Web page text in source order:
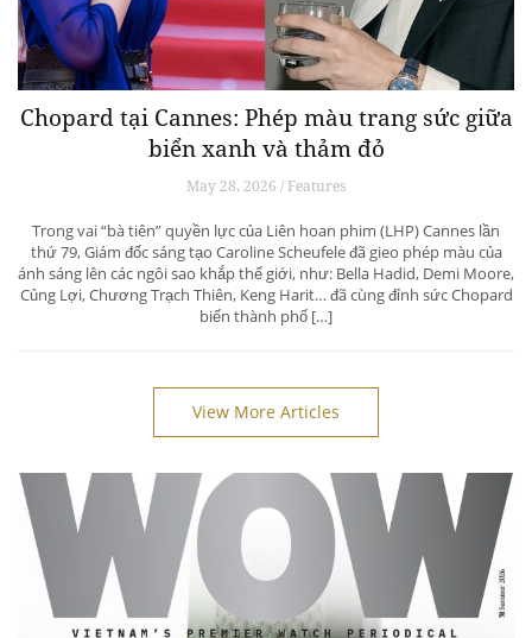
Chopard tại Cannes: Phép màu trang sức giữa
biển xanh và thảm đỏ
May 28, 2026 / Features
Trong vai “bà tiên” quyền lực của Liên hoan phim (LHP) Cannes lần
thứ 79, Giám đốc sáng tạo Caroline Scheufele đã gieo phép màu của
ánh sáng lên các ngôi sao khắp thế giới, như: Bella Hadid, Demi Moore,
Củng Lợi, Chương Trạch Thiên, Keng Harit… đã cùng đỉnh sức Chopard
biến thành phố […]
View More Articles